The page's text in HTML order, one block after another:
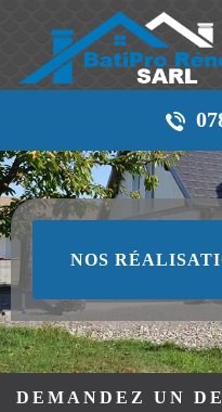
NOS
DEMANDEZ UN